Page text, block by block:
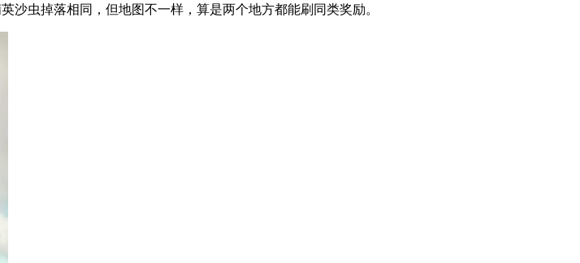
虫掉落相同，但地图不一样，算是两个地方都能刷同类奖励。